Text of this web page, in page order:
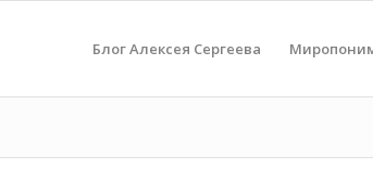
Блог Алексея Сергеева